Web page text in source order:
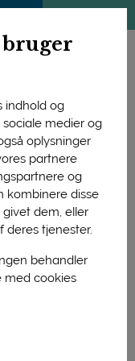
bruger
indhold og
medier og
oplysninger
partnere
og
kombinere disse
dem, eller
deres tjenester.
behandler
med cookies
formand for
Christian Ibsen,
komme i mål i
Foto: Advice